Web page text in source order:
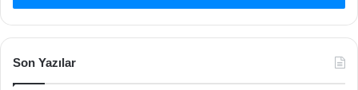
Son Yazılar